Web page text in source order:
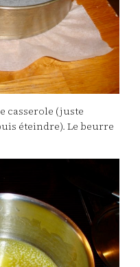
casserole (juste
éteindre). Le beurre